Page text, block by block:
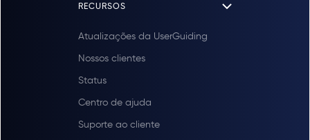
RECURSOS
Atualizações da UserGuiding
Nossos clientes
Status
Centro de ajuda
Suporte ao cliente